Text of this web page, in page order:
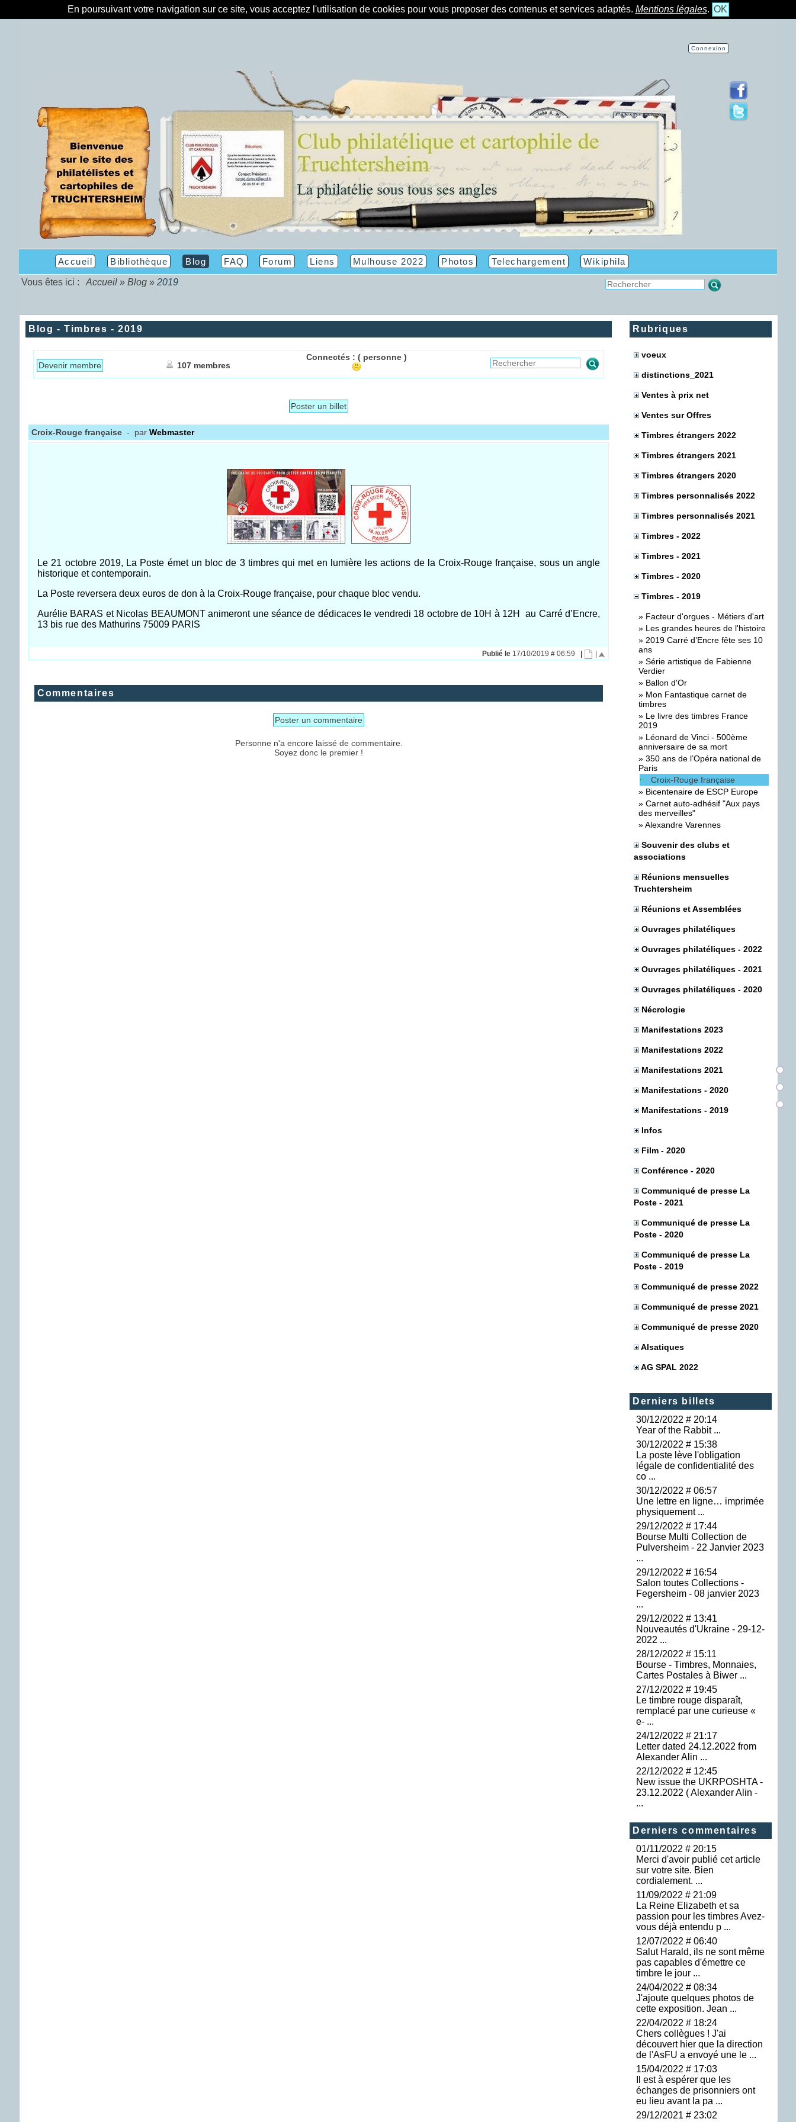
En poursuivant votre navigation sur ce site, vous acceptez l'utilisation de cookies pour vous proposer des contenus et services adaptés. Mentions légales. OK
Connexion
Accueil Bibliothèque Blog FAQ Forum Liens Mulhouse 2022 Photos Telechargement Wikiphila
Vous êtes ici : Accueil » Blog » 2019
Blog - Timbres - 2019
Devenir membre 107 membres
Connectés : ( personne )
Poster un billet
Croix-Rouge française - par Webmaster
Le 21 octobre 2019, La Poste émet un bloc de 3 timbres qui met en lumière les actions de la Croix-Rouge française, sous un angle
historique et contemporain.
La Poste reversera deux euros de don à la Croix-Rouge française, pour chaque bloc vendu.
Aurélie BARAS et Nicolas BEAUMONT animeront une séance de dédicaces le vendredi 18 octobre de 10H à 12H au Carré d’Encre,
13 bis rue des Mathurins 75009 PARIS
Publié le 17/10/2019 # 06:59
Commentaires
Poster un commentaire
Personne n'a encore laissé de commentaire.
Soyez donc le premier !
Rubriques
voeux
distinctions_2021
Ventes à prix net
Ventes sur Offres
Timbres étrangers 2022
Timbres étrangers 2021
Timbres étrangers 2020
Timbres personnalisés 2022
Timbres personnalisés 2021
Timbres - 2022
Timbres - 2021
Timbres - 2020
Timbres - 2019
» Facteur d'orgues - Métiers d'art
» Les grandes heures de l'histoire
» 2019 Carré d’Encre fête ses 10
ans
» Série artistique de Fabienne
Verdier
» Ballon d'Or
» Mon Fantastique carnet de
timbres
» Le livre des timbres France
2019
» Léonard de Vinci - 500ème
anniversaire de sa mort
» 350 ans de l’Opéra national de
Paris
Croix-Rouge française
» Bicentenaire de ESCP Europe
» Carnet auto-adhésif "Aux pays
des merveilles"
»Alexandre Varennes
Souvenir des clubs et
associations
Réunions mensuelles
Truchtersheim
Réunions et Assemblées
Ouvrages philatéliques
Ouvrages philatéliques - 2022
Ouvrages philatéliques - 2021
Ouvrages philatéliques - 2020
Nécrologie
Manifestations 2023
Manifestations 2022
Manifestations 2021
Manifestations - 2020
Manifestations - 2019
Infos
Film - 2020
Conférence - 2020
Communiqué de presse La
Poste - 2021
Communiqué de presse La
Poste - 2020
Communiqué de presse La
Poste - 2019
Communiqué de presse 2022
Communiqué de presse 2021
Communiqué de presse 2020
Alsatiques
AG SPAL 2022
Derniers billets
30/12/2022 # 20:14
Year of the Rabbit ...
30/12/2022 # 15:38
La poste lève l'obligation
légale de confidentialité des
co ...
30/12/2022 # 06:57
Une lettre en ligne… imprimée
physiquement ...
29/12/2022 # 17:44
Bourse Multi Collection de
Pulversheim - 22 Janvier 2023
...
29/12/2022 # 16:54
Salon toutes Collections -
Fegersheim - 08 janvier 2023
...
29/12/2022 # 13:41
Nouveautés d'Ukraine - 29-12-
2022 ...
28/12/2022 # 15:11
Bourse - Timbres, Monnaies,
Cartes Postales à Biwer ...
27/12/2022 # 19:45
Le timbre rouge disparaît,
remplacé par une curieuse «
e- ...
24/12/2022 # 21:17
Letter dated 24.12.2022 from
Alexander Alin ...
22/12/2022 # 12:45
New issue the UKRPOSHTA -
23.12.2022 ( Alexander Alin -
...
Derniers commentaires
01/11/2022 # 20:15
Merci d'avoir publié cet article
sur votre site. Bien
cordialement. ...
11/09/2022 # 21:09
La Reine Elizabeth et sa
passion pour les timbres Avez-
vous déjà entendu p ...
12/07/2022 # 06:40
Salut Harald, ils ne sont même
pas capables d'émettre ce
timbre le jour ...
24/04/2022 # 08:34
J'ajoute quelques photos de
cette exposition. Jean ...
22/04/2022 # 18:24
Chers collègues ! J'ai
découvert hier que la direction
de l'AsFU a envoyé une le ...
15/04/2022 # 17:03
Il est à espérer que les
échanges de prisonniers ont
eu lieu avant la pa ...
29/12/2021 # 23:02